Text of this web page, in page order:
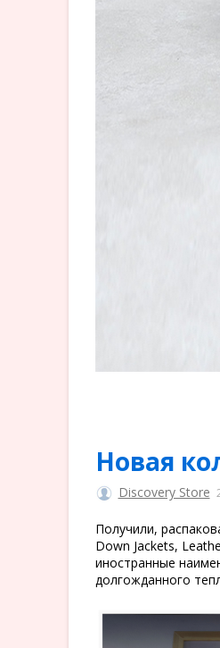
Новая
Discovery Store
Получили,
Down Jackets,
иностранные
долгожданного